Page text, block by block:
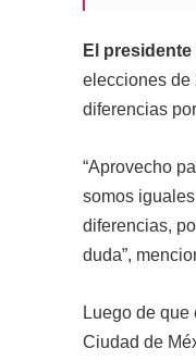
El
elecciones de
diferencias
“Aprovecho
somos
diferencias,
duda”,
Luego de
Ciudad de